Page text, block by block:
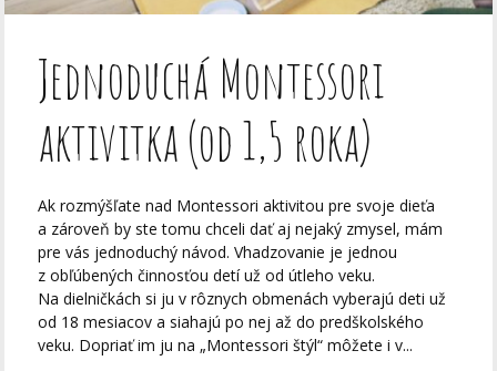
Jednoduchá Montessori
aktivitka (od 1,5 roka)
Ak rozmýšľate nad Montessori aktivitou pre svoje dieťa
a zároveň by ste tomu chceli dať aj nejaký zmysel, mám
pre vás jednoduchý návod. Vhadzovanie je jednou
z obľúbených činnosťou detí už od útleho veku.
Na dielničkách si ju v rôznych obmenách vyberajú deti už
od 18 mesiacov a siahajú po nej až do predškolského
veku. Dopriať im ju na „Montessori štýl“ môžete i v...